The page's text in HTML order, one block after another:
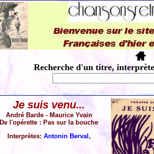
Recherche d'un titre,
Je suis venu...
André Barde - Maurice Yvain
De l'opérette : Pas sur la bouche
Interprètes: Antonin Berval ,